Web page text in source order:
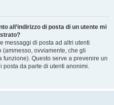
all’indirizzo di posta di un utente mi
messaggi di posta ad altri utenti
ovviamente, che gli
Questo serve a prevenire un
posta da parte di utenti anonimi.